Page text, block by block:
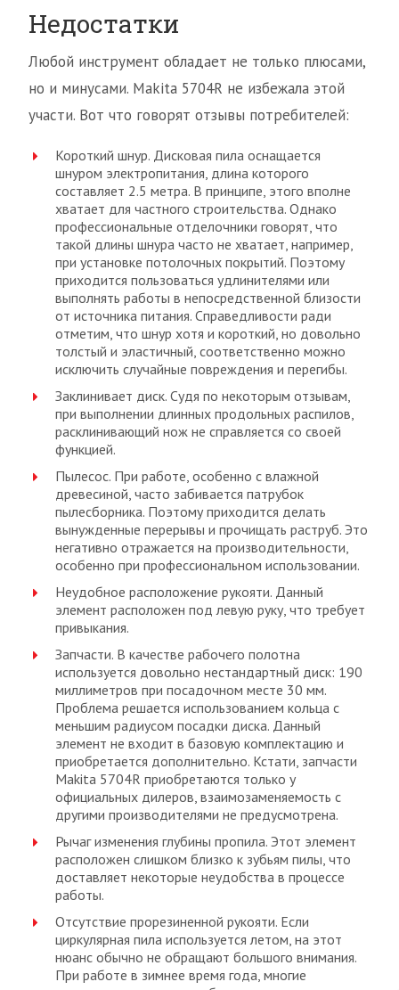
Недостатки
Любой инструмент обладает не только плюсами,
но и минусами. Makita 5704R не избежала этой
участи. Вот что говорят отзывы потребителей:
Короткий шнур. Дисковая пила оснащается
шнуром электропитания, длина которого
составляет 2.5 метра. В принципе, этого вполне
хватает для частного строительства. Однако
профессиональные отделочники говорят, что
такой длины шнура часто не хватает, например,
при установке потолочных покрытий. Поэтому
приходится пользоваться удлинителями или
выполнять работы в непосредственной близости
от источника питания. Справедливости ради
отметим, что шнур хотя и короткий, но довольно
толстый и эластичный, соответственно можно
исключить случайные повреждения и перегибы.
Заклинивает диск. Судя по некоторым отзывам,
при выполнении длинных продольных распилов,
расклинивающий нож не справляется со своей
функцией.
Пылесос. При работе, особенно с влажной
древесиной, часто забивается патрубок
пылесборника. Поэтому приходится делать
вынужденные перерывы и прочищать раструб. Это
негативно отражается на производительности,
особенно при профессиональном использовании.
Неудобное расположение рукояти. Данный
элемент расположен под левую руку, что требует
привыкания.
Запчасти. В качестве рабочего полотна
используется довольно нестандартный диск: 190
миллиметров при посадочном месте 30 мм.
Проблема решается использованием кольца с
меньшим радиусом посадки диска. Данный
элемент не входит в базовую комплектацию и
приобретается дополнительно. Кстати, запчасти
Makita 5704R приобретаются только у
официальных дилеров, взаимозаменяемость с
другими производителями не предусмотрена.
Рычаг изменения глубины пропила. Этот элемент
расположен слишком близко к зубьям пилы, что
доставляет некоторые неудобства в процессе
работы.
Отсутствие прорезиненной рукояти. Если
циркулярная пила используется летом, на этот
нюанс обычно не обращают большого внимания.
При работе в зимнее время года, многие